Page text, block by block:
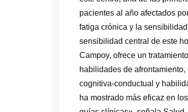
pacientes al año afectados
fatiga crónica y la
sensibilidad central de este
Campoy, ofrece un
habilidades de
cognitiva-conductual y
ha mostrado más eficaz en